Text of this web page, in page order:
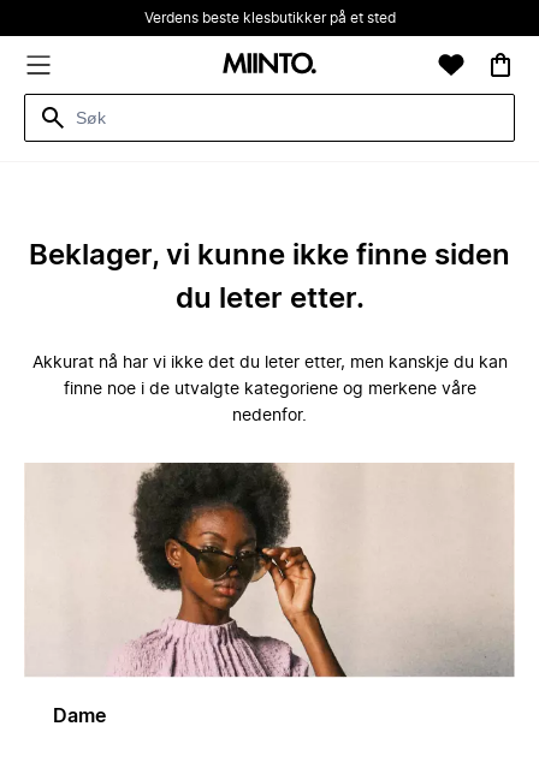
Verdens beste klesbutikker på et sted
Beklager, vi kunne ikke finne siden
du leter etter.
Akkurat nå har vi ikke det du leter etter, men kanskje du kan
finne noe i de utvalgte kategoriene og merkene våre
nedenfor.
Dame